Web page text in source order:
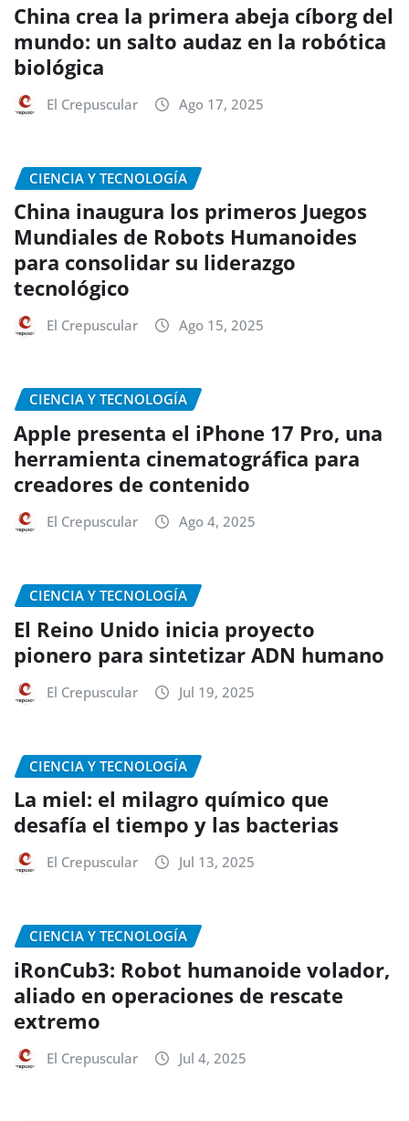
China crea la primera abeja cíborg del
mundo: un salto audaz en la robótica
biológica
El Crepuscular Ago 17, 2025
CIENCIA Y TECNOLOGÍA
China inaugura los primeros Juegos
Mundiales de Robots Humanoides
para consolidar su liderazgo
tecnológico
El Crepuscular Ago 15, 2025
CIENCIA Y TECNOLOGÍA
Apple presenta el iPhone 17 Pro, una
herramienta cinematográfica para
creadores de contenido
El Crepuscular Ago 4, 2025
CIENCIA Y TECNOLOGÍA
El Reino Unido inicia proyecto
pionero para sintetizar ADN humano
El Crepuscular Jul 19, 2025
CIENCIA Y TECNOLOGÍA
La miel: el milagro químico que
desafía el tiempo y las bacterias
El Crepuscular Jul 13, 2025
CIENCIA Y TECNOLOGÍA
iRonCub3: Robot humanoide volador,
aliado en operaciones de rescate
extremo
El Crepuscular Jul 4, 2025